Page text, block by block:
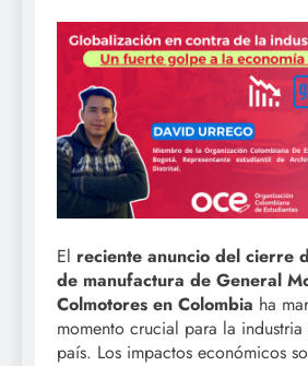
El reciente anuncio del cierre
de manufactura de General
Colmotores en Colombia ha
momento crucial para la
país. Los impactos económicos